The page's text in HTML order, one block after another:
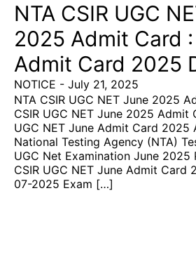
NTA CSIR UGC
2025 Admit Card :
Admit Card 2025
NOTICE - July 21, 2025
NTA CSIR UGC NET June 2025
CSIR UGC NET June 2025 Admit
UGC NET June Admit Card 2025
National Testing Agency (NTA)
UGC Net Examination June 2025
CSIR UGC NET June Admit Card
07-2025 Exam […]